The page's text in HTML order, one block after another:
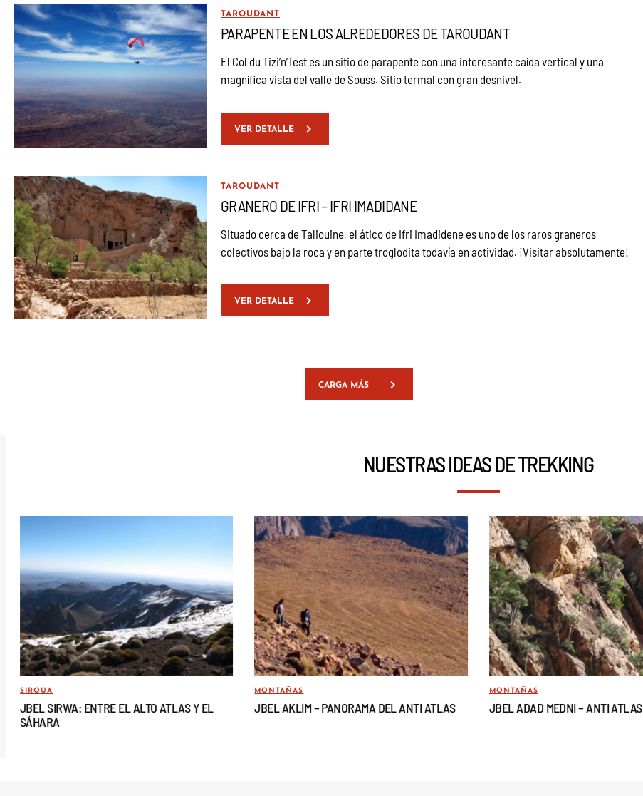
TAROUDANT
PARAPENTE EN LOS ALREDEDORES DE TAROUDANT
El Col du Tizi’n’Test es un sitio de parapente con una interesante caída vertical y una
magnífica vista del valle de Souss. Sitio termal con gran desnivel.
VER DETALLE
TAROUDANT
GRANERO DE IFRI – IFRI IMADIDANE
Situado cerca de Taliouine, el ático de Ifri Imadidene es uno de los raros graneros
colectivos bajo la roca y en parte troglodita todavía en actividad. ¡Visitar absolutamente!
VER DETALLE
CARGA MÁS
NUESTRAS IDEAS DE TREKKING
SIROUA
JBEL SIRWA: ENTRE EL ALTO ATLAS Y EL
SÁHARA
MONTAÑAS
JBEL AKLIM – PANORAMA DEL ANTI ATLAS
MONTAÑAS
JBEL ADAD MEDNI – ANTI ATLAS